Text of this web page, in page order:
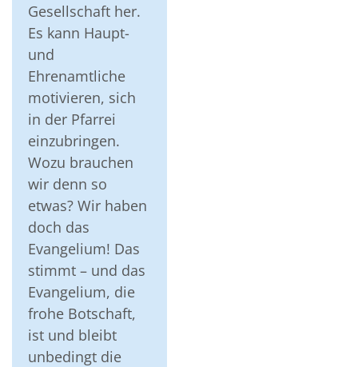
Gesellschaft her.
Es kann Haupt-
und
Ehrenamtliche
motivieren, sich
in der Pfarrei
einzubringen.
Wozu brauchen
wir denn so
etwas? Wir haben
doch das
Evangelium! Das
stimmt – und das
Evangelium, die
frohe Botschaft,
ist und bleibt
unbedingt die